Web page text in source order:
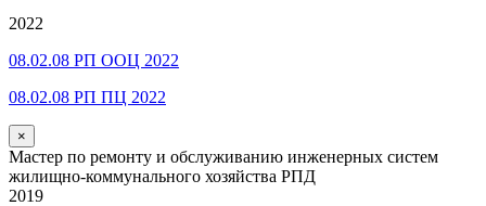
2022
08.02.08 РП ООЦ 2022
08.02.08 РП ПЦ 2022
×
Мастер по ремонту и обслуживанию инженерных систем
жилищно-коммунального хозяйства РПД
2019